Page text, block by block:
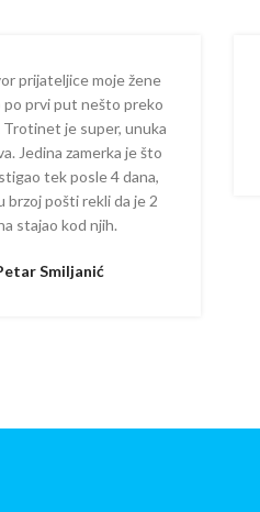
prijateljice moje žene
po prvi put nešto preko
je super, unuka
Jedina zamerka je što
tek posle 4 dana,
brzoj pošti rekli da je 2
stajao kod njih.
Smiljanić